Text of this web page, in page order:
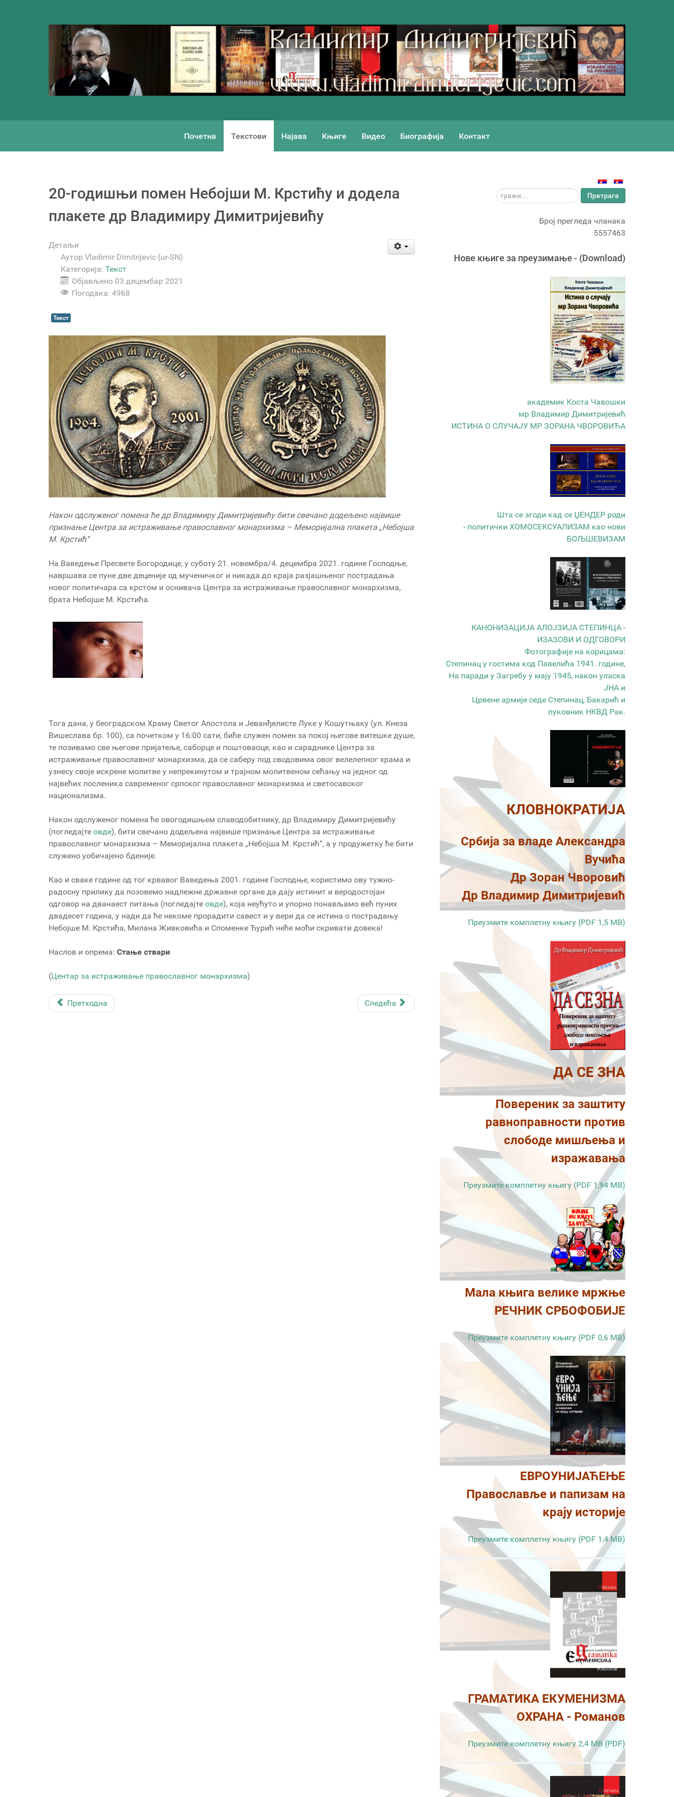
Почетна Текстови Најава Књиге Видео Биографија Контакт
20-годишњи помен Небојши М. Крстићу и додела
плакете др Владимиру Димитријевићу
Детаљи
Аутор Vladimir Dimitrijevic (ur-SN)
Категорија: Текст
Објављено 03 децембар 2021
Погодака: 4968
Текст
Након одслуженог помена ће др Владимиру Димитријевићу бити свечано додељено највише
признање Центра за истраживање православног монархизма – Меморијална плакета „Небојша
М. Крстић“
На Ваведење Пресвете Богородице, у суботу 21. новембра/4. децембра 2021. године Господње,
навршава се пуне две деценије од мученичког и никада до краја разјашњеног пострадања
новог политичара са крстом и оснивача Центра за истраживање православног монархизма,
брата Небојше М. Крстића.
Тога дана, у београдском Храму Светог Апостола и Јеванђелисте Луке у Кошутњаку (ул. Кнеза
Вишеслава бр. 100), са почетком у 16:00 сати, биће служен помен за покој његове витешке душе,
те позивамо све његове пријатеље, саборце и поштоваоце, као и сараднике Центра за
истраживање православног монархизма, да се саберу под сводовима овог велелепног храма и
узнесу своје искрене молитве у непрекинутом и трајном молитвеном сећању на једног од
највећих посленика савременог српског православног монархизма и светосавског
национализма.
Након одслуженог помена ће овогодишњем славодобитнику, др Владимиру Димитријевићу
(погледајте овде), бити свечано додељена највише признање Центра за истраживање
православног монархизма – Меморијална плакета „Небојша М. Крстић“, а у продужетку ће бити
служено уобичајено бденије.
Као и сваке године од тог крвавог Ваведења 2001. године Господње, користимо ову тужно-
радосну прилику да позовемо надлежне државне органе да дају истинит и веродостојан
одговор на дванаест питања (погледајте овде), која неућуто и упорно понављамо већ пуних
двадесет година, у нади да ће некоме прорадити савест и у вери да се истина о пострадању
Небојше М. Крстића, Милана Живковића и Споменке Ђурић неће моћи скривати довека!
Наслов и опрема: Стање ствари
(Центар за истраживање православног монархизма)
Претходна Следећа
тражи... Претрага
Број прегледа чланака
5557463
Новe књигe за преузимање - (Download)
академик Коста Чавошки
мр Владимир Димитријевић
ИСТИНА О СЛУЧАЈУ МР ЗОРАНА ЧВОРОВИЋА
Шта се згоди кад се ЏЕНДЕР роди
- политички ХОМОСЕКСУАЛИЗАМ као нови
БОЉШЕВИЗАМ
КАНОНИЗАЦИЈА АЛОЈЗИЈА СТЕПИНЦА -
ИЗАЗОВИ И ОДГОВОРИ
Фотографије на корицама:
Степинац у гостима код Павелића 1941. године,
На паради у Загребу у мају 1945, након уласка
ЈНА и
Црвене армије седе Степинац, Бакарић и
пуковник НКВД Рак.
КЛОВНОКРАТИЈА
Србија за владе Александра
Вучића
Др Зоран Чворовић
Др Владимир Димитријевић
Преузмите комплетну књигу (PDF 1,5 MB)
ДА СЕ ЗНА
Повереник за заштиту
равноправности против
слободе мишљења и
изражавања
Преузмите комплетну књигу (PDF 1,94 MB)
Мала књига велике мржње
РЕЧНИК СРБОФОБИЈЕ
Преузмите комплетну књигу (PDF 0,6 MB)
ЕВРОУНИЈАЋЕЊЕ
Православље и папизам на
крају историје
Преузмите комплетну књигу (PDF 1,4 MB)
ГРАМАТИКА ЕКУМЕНИЗМА
ОХРАНА - Романов
Преузмите комплетну књигу 2,4 MB (PDF)